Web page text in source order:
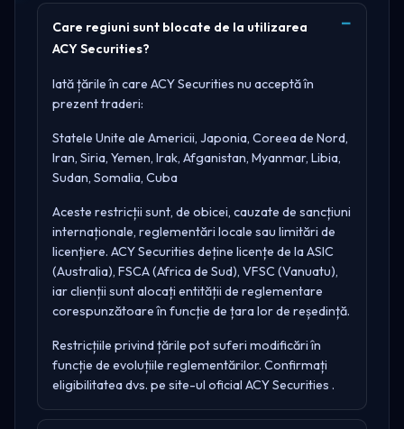
Care regiuni sunt blocate de la utilizarea
ACY Securities?
Iată țările în care ACY Securities nu acceptă în
prezent traderi:
Statele Unite ale Americii, Japonia, Coreea de Nord,
Iran, Siria, Yemen, Irak, Afganistan, Myanmar, Libia,
Sudan, Somalia, Cuba
Aceste restricții sunt, de obicei, cauzate de sancțiuni
internaționale, reglementări locale sau limitări de
licențiere. ACY Securities deține licențe de laASIC
(Australia), FSCA (Africa de Sud), VFSC (Vanuatu),
iar clienții sunt alocați entității de reglementare
corespunzătoare în funcție de țara lor de reședință.
Restricțiile privind țările pot suferi modificări în
funcție de evoluțiile reglementărilor. Confirmați
eligibilitatea dvs. pe site-ul oficial ACY Securities .